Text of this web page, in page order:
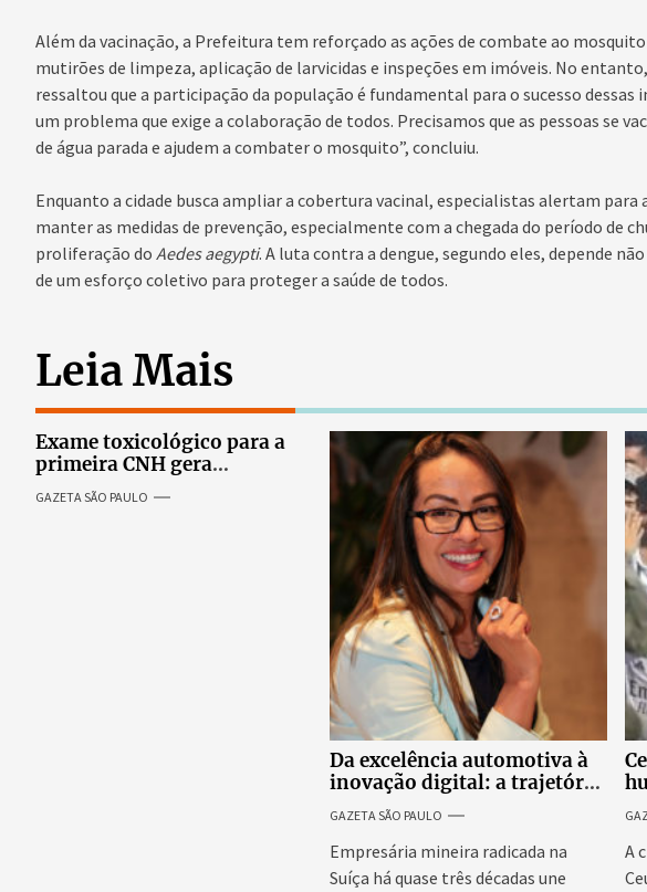
Além da vacinação, a Prefeitura tem reforçado as ações de combate ao
mutirões de limpeza, aplicação de larvicidas e inspeções em imóveis. No
ressaltou que a participação da população é fundamental para o sucesso dessas
um problema que exige a colaboração de todos. Precisamos que as pessoas se
de água parada e ajudem a combater o mosquito”, concluiu.
Enquanto a cidade busca ampliar a cobertura vacinal, especialistas alertam para
manter as medidas de prevenção, especialmente com a chegada do período de
proliferação do Aedes aegypti. A luta contra a dengue, segundo eles, depende
de um esforço coletivo para proteger a saúde de todos.
Leia Mais
Exame toxicológico para a
primeira CNH gera
denúncias de cortes
excessivos de cabelo e
GAZETA SÃO PAULO
Da excelência automotiva à
inovação digital: a trajetória
internacional da empresária
Adriene Silva
GAZETA SÃO PAULO
Empresária mineira radicada na
Suíça há quase três décadas une
A